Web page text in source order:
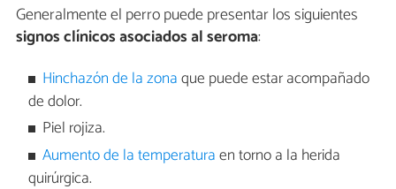
Generalmente el perro puede presentar los siguientes
signos clínicos asociados al seroma:
Hinchazón de la zonaque puede estar acompañado
de dolor.
Piel rojiza.
Aumento de la temperaturaen torno a la herida
quirúrgica.